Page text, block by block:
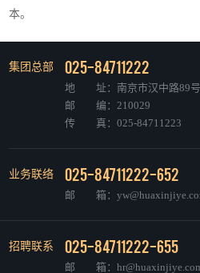
本。
集团总部 025-84711222
地 址：南京市汉中路89号
邮 编：210029
传 真：025-84711223
业务联络 025-84711222-652
邮 箱：
招聘联系 025-84711222-655
邮 箱：